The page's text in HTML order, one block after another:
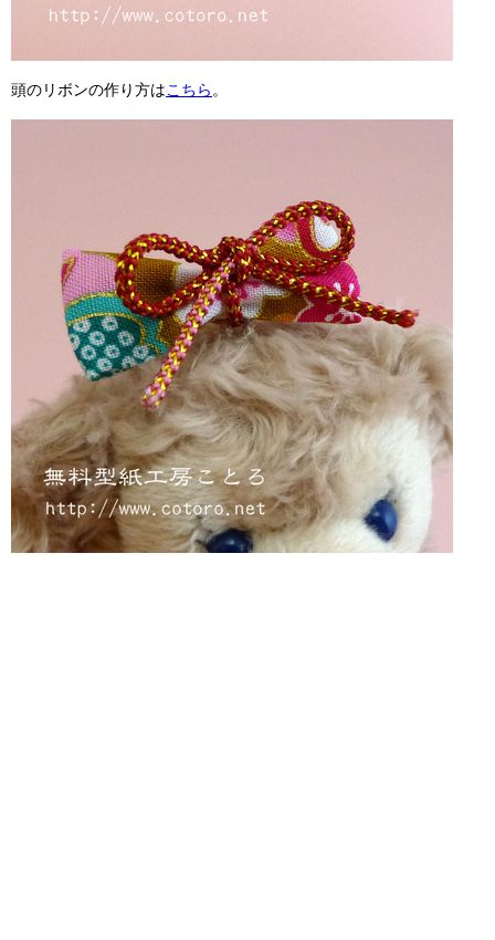
頭のリボンの作り方は こちら